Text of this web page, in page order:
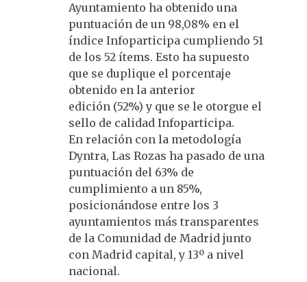
Ayuntamiento ha obtenido una
puntuación de un 98,08% en el
índice Infoparticipa cumpliendo 51
de los 52 ítems. Esto ha supuesto
que se duplique el porcentaje
obtenido en la anterior
edición (52%) y que se le otorgue el
sello de calidad Infoparticipa.
En relación con la metodología
Dyntra, Las Rozas ha pasado de una
puntuación del 63% de
cumplimiento a un 85%,
posicionándose entre los 3
ayuntamientos más transparentes
de la Comunidad de Madrid junto
con Madrid capital, y 13º a nivel
nacional.